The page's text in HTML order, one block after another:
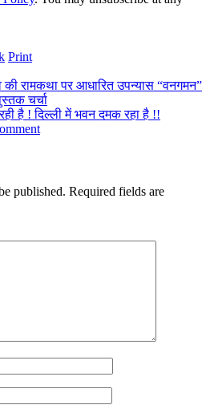
Print
की रामकथा पर आधारित उपन्यास “वनगमन”
चर्चा
है ! दिल्ली में भवन दमक रहा है !!
published. Required fields are